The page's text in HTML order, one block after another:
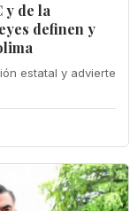
y de la
definen y
estatal y advierte